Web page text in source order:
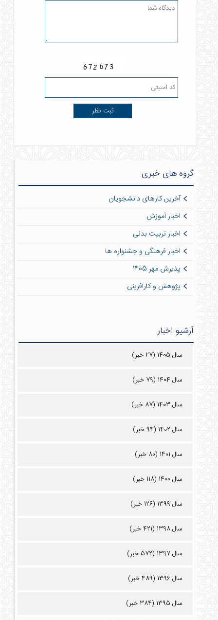
گروه های خبری
آخرین کارهای دانشجویان
اخبار آموزش
اخبار تربیت بدنی
اخبار فرهنگی و جشنواره ها
پذیرش مهر 1405
پژوهش و کارآفرینی
آرشیو اخبار
سال 1405 (27 خبر)
سال 1404 (79 خبر)
سال 1403 (87 خبر)
سال 1402 (94 خبر)
سال 1401 (80 خبر)
سال 1400 (118 خبر)
سال 1399 (126 خبر)
سال 1398 (421 خبر)
سال 1397 (572 خبر)
سال 1396 (489 خبر)
سال 1395 (384 خبر)